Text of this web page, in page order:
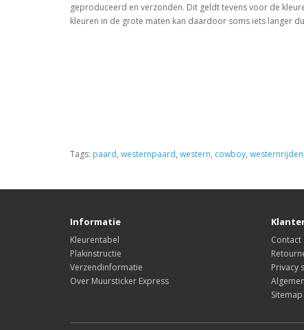
geproduceerd en verzonden. Dit geldt tevens voor de
kleuren in de grote maten kan daardoor soms iets langer
Tags: paard, westernpaard, western, cowboy, westernrijden
Informatie
Kleurentabel
Plakinstructie
Verzendinformatie
Over Muursticker Express
Contact
Privacy
Sitemap